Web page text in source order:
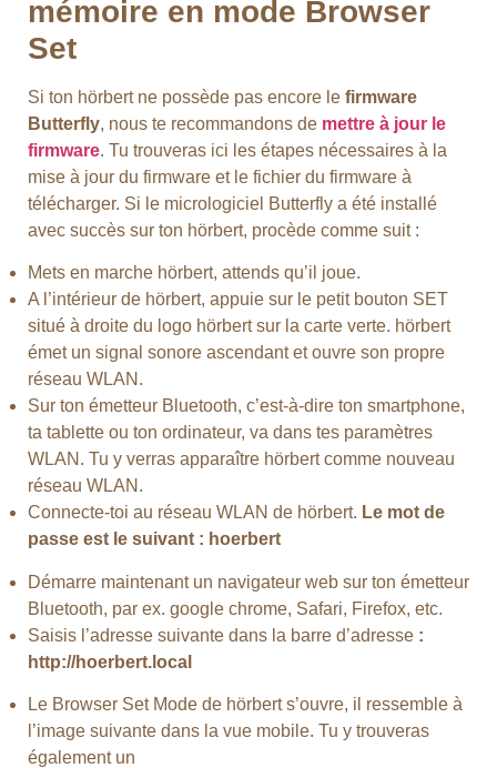
mémoire en mode Browser
Set
Si ton hörbert ne possède pas encore le firmware
Butterfly, nous te recommandons de mettre à jour le
firmware. Tu trouveras ici les étapes nécessaires à la
mise à jour du firmware et le fichier du firmware à
télécharger. Si le micrologiciel Butterfly a été installé
avec succès sur ton hörbert, procède comme suit :
Mets en marche hörbert, attends qu’il joue.
A l’intérieur de hörbert, appuie sur le petit bouton SET
situé à droite du logo hörbert sur la carte verte. hörbert
émet un signal sonore ascendant et ouvre son propre
réseau WLAN.
Sur ton émetteur Bluetooth, c’est-à-dire ton smartphone,
ta tablette ou ton ordinateur, va dans tes paramètres
WLAN. Tu y verras apparaître hörbert comme nouveau
réseau WLAN.
Connecte-toi au réseau WLAN de hörbert. Le mot de
passe est le suivant : hoerbert
Démarre maintenant un navigateur web sur ton émetteur
Bluetooth, par ex. google chrome, Safari, Firefox, etc.
Saisis l’adresse suivante dans la barre d’adresse :
http://hoerbert.local
Le Browser Set Mode de hörbert s’ouvre, il ressemble à
l’image suivante dans la vue mobile. Tu y trouveras
également un